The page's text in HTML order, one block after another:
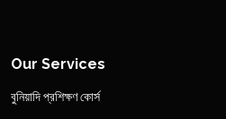
Our Services
বুনিয়াদি প্রশিক্ষণ কোর্স